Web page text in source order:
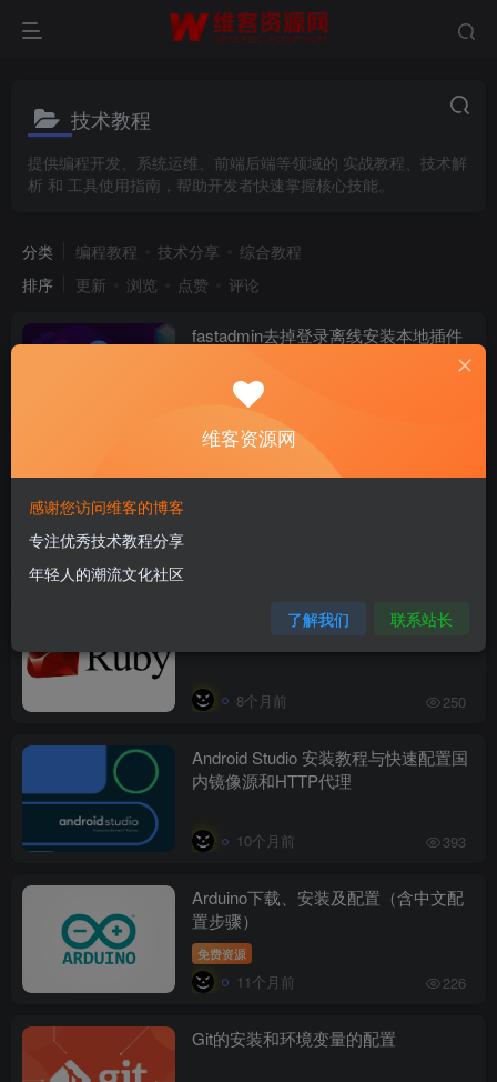
技术教程
提供编程开发、系统运维、前端后端等领域的 实战教程、技术解
析 和 工具使用指南，帮助开发者快速掌握核心技能。
分类 编程教程 技术分享
综合教程
排序
更新 浏览 点赞 评论
fastadmin去掉登录离线安装本地插件
付费资源 100
JDK17安装教程及环境配置
RubyGems 官方源在国内访问不稳
8个月前 250
Android Studio 安装教程与快速配置国
内镜像源和HTTP代理
10个月前 393
Arduino下载、安装及配置（含中文配
置步骤）
免费资源
11个月前 226
Git的安装和环境变量的配置
维客资源网
感谢您访问维客的博客
专注优秀技术教程分享
年轻人的潮流文化社区
了解我们 联系站长